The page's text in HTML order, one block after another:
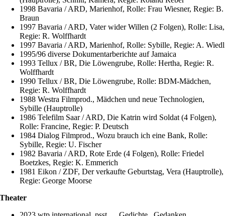
1998 Bavaria / ARD, Marienhof, Rolle: Frau Wiesner, Regie: B.
Braun
1997 Bavaria / ARD, Vater wider Willen (2 Folgen), Rolle: Lisa,
Regie: R. Wolffhardt
1997 Bavaria / ARD, Marienhof, Rolle: Sybille, Regie: A. Wiedl
1995/96 diverse Dokumentarberichte auf Jamaica
1993 Tellux / BR, Die Löwengrube, Rolle: Hertha, Regie: R.
Wolffhardt
1990 Tellux / BR, Die Löwengrube, Rolle: BDM-Mädchen,
Regie: R. Wolffhardt
1988 Westra Filmprod., Mädchen und neue Technologien,
Sybille (Hauptrolle)
1986 Telefilm Saar / ARD, Die Katrin wird Soldat (4 Folgen),
Rolle: Francine, Regie: P. Deutsch
1984 Dialog Filmprod., Wozu brauch ich eine Bank, Rolle:
Sybille, Regie: U. Fischer
1982 Bavaria / ARD, Rote Erde (4 Folgen), Rolle: Friedel
Boetzkes, Regie: K. Emmerich
1981 Eikon / ZDF, Der verkaufte Geburtstag, Vera (Hauptrolle),
Regie: George Moorse
Theater